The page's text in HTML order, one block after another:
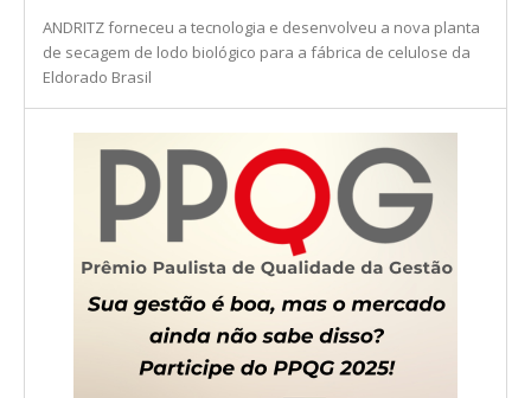
ANDRITZ forneceu a tecnologia e desenvolveu a nova planta
de secagem de lodo biológico para a fábrica de celulose da
Eldorado Brasil